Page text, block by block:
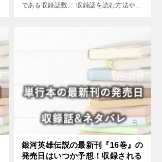
である収録話数、 収録話を読む方法やネ
銀河英雄伝説の最新刊『16巻』の
発売日はいつか予想！収録される